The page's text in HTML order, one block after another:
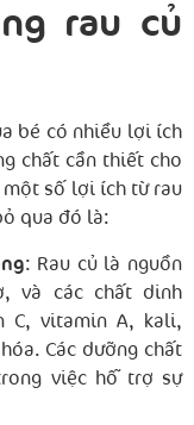
rau củ
bé có nhiều lợi ích
chất cần thiết cho
một số lợi ích từ rau
qua đó là:
: Rau củ là nguồn
và các chất dinh
C, vitamin A, kali,
Các dưỡng chất
việc hỗ trợ sự